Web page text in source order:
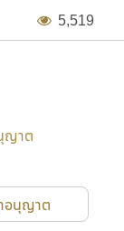
5,519
ญาต
นุญาต